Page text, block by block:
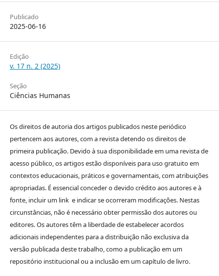
Publicado
2025-06-16
Edição
v. 17 n. 2 (2025)
Seção
Ciências Humanas
Os direitos de autoria dos artigos publicados neste periódico
pertencem aos autores, com a revista detendo os direitos de
primeira publicação. Devido à sua disponibilidade em uma revista de
acesso público, os artigos estão disponíveis para uso gratuito em
contextos educacionais, práticos e governamentais, com atribuições
apropriadas. É essencial conceder o devido crédito aos autores e à
fonte, incluir um link e indicar se ocorreram modificações. Nestas
circunstâncias, não é necessário obter permissão dos autores ou
editores. Os autores têm a liberdade de estabelecer acordos
adicionais independentes para a distribuição não exclusiva da
versão publicada deste trabalho, como a publicação em um
repositório institucional ou a inclusão em um capítulo de livro.